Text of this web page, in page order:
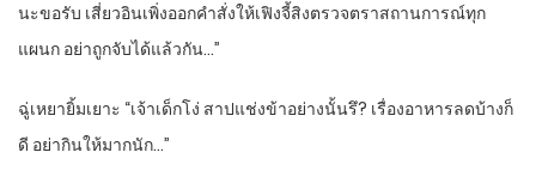
นะขอรับ เสี่ยวอินเพิ่งออกคำสั่งให้เฟิงจี้สิงตรวจตราสถานการณ์ทุก
แผนก อย่าถูกจับได้แล้วกัน…”
ฉู่เหยายิ้มเยาะ “เจ้าเด็กโง่ สาปแช่งข้าอย่างนั้นรึ? เรื่องอาหารลดบ้างก็
ดี อย่ากินให้มากนัก…”